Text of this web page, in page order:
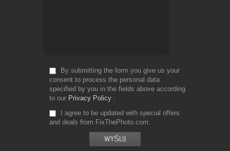
By submitting the form you give us your
consent to process the personal data
specified by you in the fields above according
to our Privacy Policy
I agree to be updated with special offers
and deals from FixThePhoto.com